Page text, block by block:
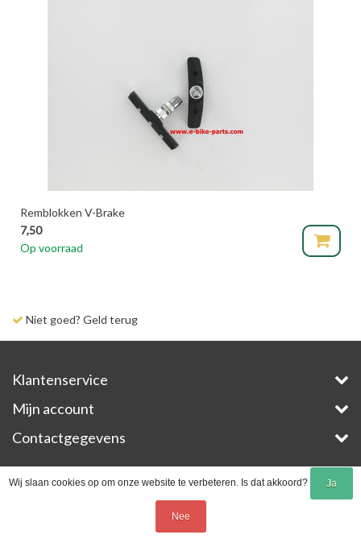
Remblokken V-Brake
7,50
Op voorraad
Niet goed? Geld terug
Klantenservice
Mijn account
Contactgegevens
InStijl Media
Wij slaan cookies op om onze website te verbeteren. Is dat akkoord? Ja
Nee